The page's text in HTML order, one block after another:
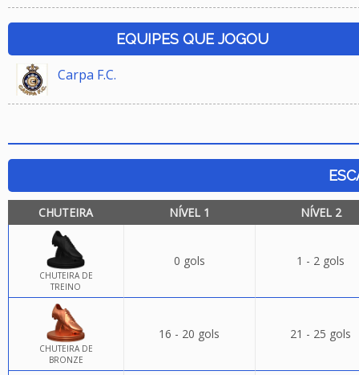
EQUIPES QUE JOGOU
Carpa F.C.
CHUTEIRA NÍVEL 1 NÍVEL 2
CHUTEIRA DE
TREINO
0 gols 1 - 2 gols
CHUTEIRA DE
BRONZE
16 - 20 gols 21 - 25 gols